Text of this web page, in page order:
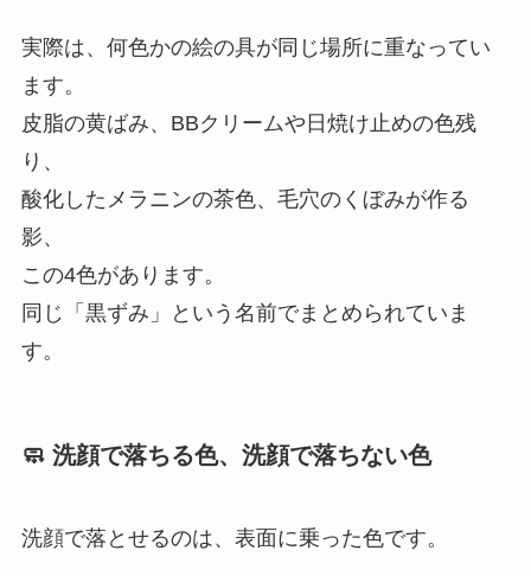
実際は、何色かの絵の具が同じ場所に重なってい
ます。
皮脂の黄ばみ、BBクリームや日焼け止めの色残
り、
酸化したメラニンの茶色、毛穴のくぼみが作る
影、
この4色があります。
同じ「黒ずみ」という名前でまとめられていま
す。
🧼 洗顔で落ちる色、洗顔で落ちない色
洗顔で落とせるのは、表面に乗った色です。